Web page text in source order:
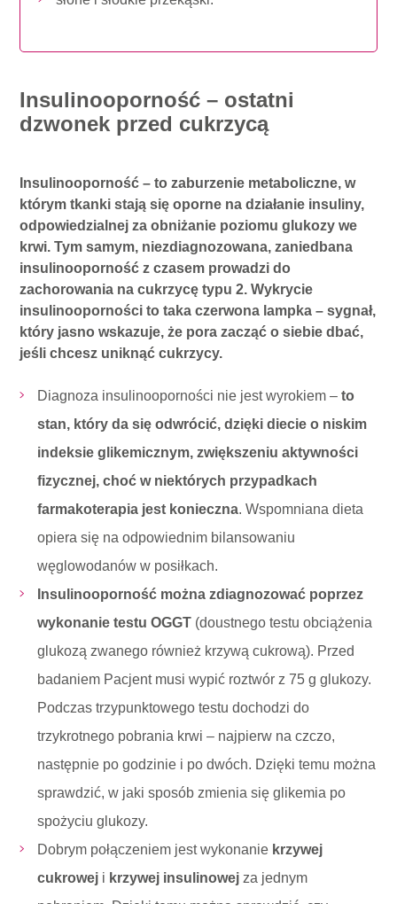
Insulinooporność ­– ostatni
dzwonek przed cukrzycą
Insulinooporność – to zaburzenie metaboliczne, w
którym tkanki stają się oporne na działanie insuliny,
odpowiedzialnej za obniżanie poziomu glukozy we
krwi. Tym samym, niezdiagnozowana, zaniedbana
insulinooporność z czasem prowadzi do
zachorowania na cukrzycę typu 2. Wykrycie
insulinooporności to taka czerwona lampka – sygnał,
który jasno wskazuje, że pora zacząć o siebie dbać,
jeśli chcesz uniknąć cukrzycy.
Diagnoza insulinooporności nie jest wyrokiem –to
stan, który da się odwrócić, dzięki diecie o niskim
indeksie glikemicznym, zwiększeniu aktywności
fizycznej, choć w niektórych przypadkach
farmakoterapia jest konieczna. Wspomniana dieta
opiera się na odpowiednim bilansowaniu
węglowodanów w posiłkach.
Insulinooporność można zdiagnozować poprzez
wykonanie testu OGGT (doustnego testu obciążenia
glukozą zwanego również krzywą cukrową). Przed
badaniem Pacjent musi wypić roztwór z 75 g glukozy.
Podczas trzypunktowego testu dochodzi do
trzykrotnego pobrania krwi – najpierw na czczo,
następnie po godzinie i po dwóch. Dzięki temu można
sprawdzić, w jaki sposób zmienia się glikemia po
spożyciu glukozy.
Dobrym połączeniem jest wykonanie krzywej
cukrowej i krzywej insulinowej za jednym